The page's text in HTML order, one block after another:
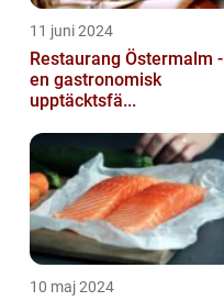
11 juni 2024
Restaurang Östermalm -
en gastronomisk
upptäcktsfä...
10 maj 2024